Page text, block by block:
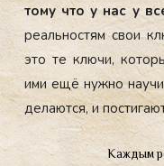
тому что у нас у
ре­аль­нос­тям свои
это те клю­чи,
ими ещё нуж­но
де­ла­ют­ся, и
Каждым